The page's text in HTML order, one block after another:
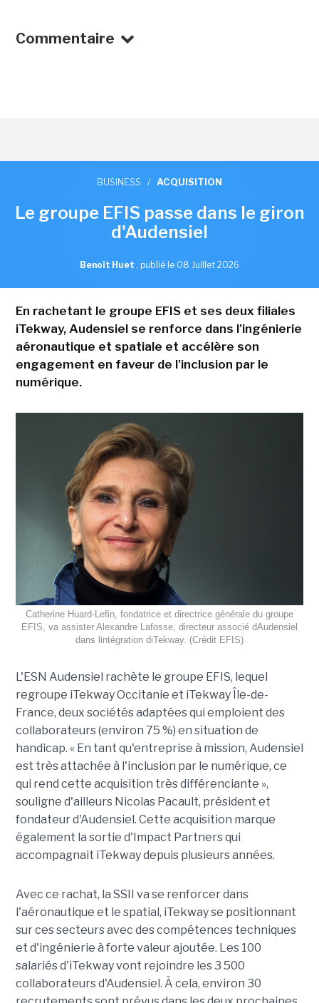
Commentaire
BUSINESS / ACQUISITION
Le groupe EFIS passe dans le giron
d'Audensiel
Benoît Huet , publié le 08 Juillet 2026
En rachetant le groupe EFIS et ses deux filiales
iTekway, Audensiel se renforce dans l'ingénierie
aéronautique et spatiale et accélère son
engagement en faveur de l'inclusion par le
numérique.
Catherine Huard-Lefin, fondatrice et directrice générale du groupe
EFIS, va assister Alexandre Lafosse, directeur associé dAudensiel
dans lintégration diTekway. (Crédit EFIS)
L'ESN Audensiel rachète le groupe EFIS, lequel
regroupe iTekway Occitanie et iTekway Île-de-
France, deux sociétés adaptées qui emploient des
collaborateurs (environ 75 %) en situation de
handicap. « En tant qu'entreprise à mission, Audensiel
est très attachée à l'inclusion par le numérique, ce
qui rend cette acquisition très différenciante »,
souligne d'ailleurs Nicolas Pacault, président et
fondateur d'Audensiel. Cette acquisition marque
également la sortie d'Impact Partners qui
accompagnait iTekway depuis plusieurs années.
Avec ce rachat, la SSII va se renforcer dans
l'aéronautique et le spatial, iTekway se positionnant
sur ces secteurs avec des compétences techniques
et d'ingénierie à forte valeur ajoutée. Les 100
salariés d'iTekway vont rejoindre les 3 500
collaborateurs d'Audensiel. À cela, environ 30